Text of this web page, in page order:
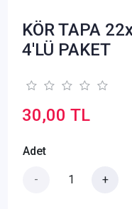
KÖR TAPA
4'LÜ PAKET
30,00 TL
Adet
- +